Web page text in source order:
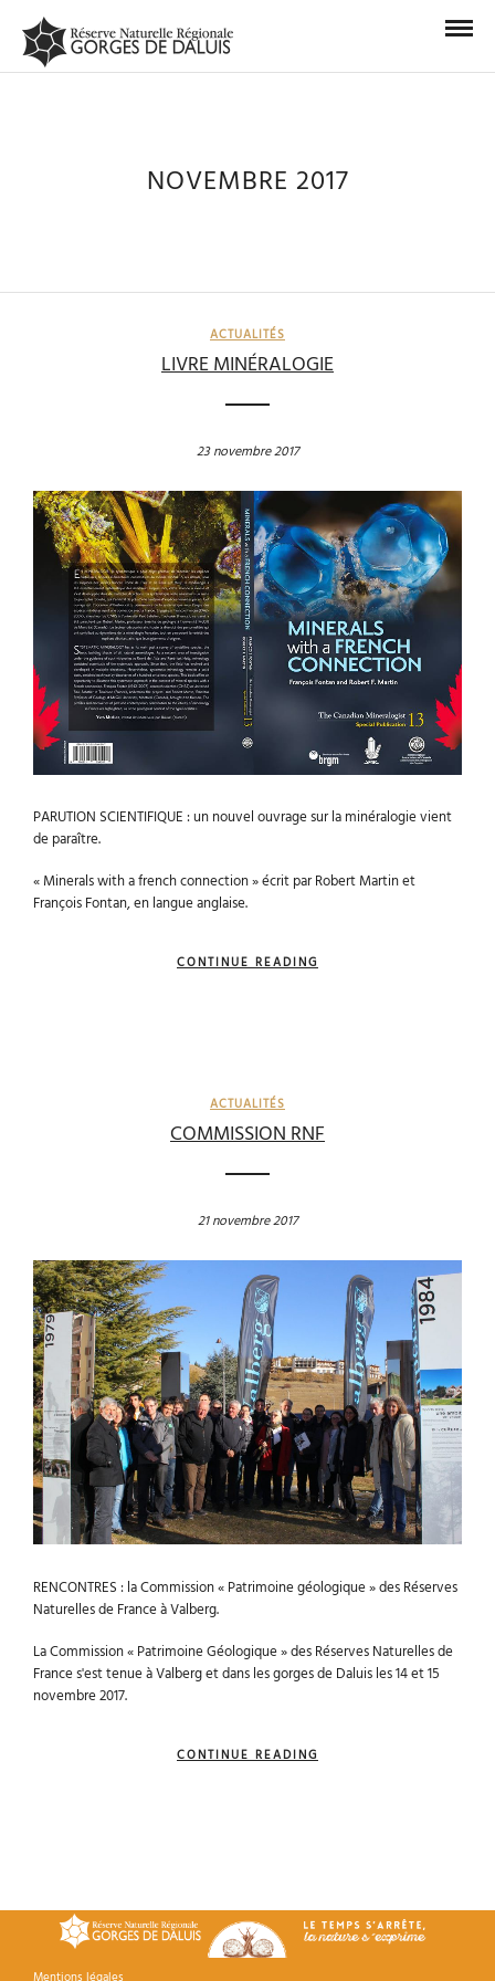
NOVEMBRE 2017
ACTUALITÉS
LIVRE MINÉRALOGIE
23 novembre 2017
PARUTION SCIENTIFIQUE : un nouvel ouvrage sur la minéralogie vient
de paraître.
« Minerals with a french connection » écrit par Robert Martin et
François Fontan, en langue anglaise.
CONTINUE READING
ACTUALITÉS
COMMISSION RNF
21 novembre 2017
RENCONTRES : la Commission « Patrimoine géologique » des Réserves
Naturelles de France à Valberg.
La Commission « Patrimoine Géologique » des Réserves Naturelles de
France s'est tenue à Valberg et dans les gorges de Daluis les 14 et 15
novembre 2017.
CONTINUE READING